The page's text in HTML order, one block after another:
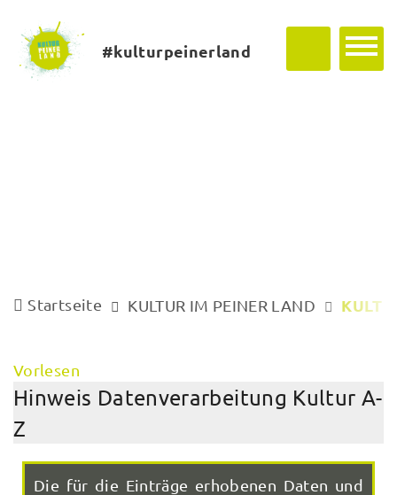
#kulturpeinerland
Startseite KULTUR IM PEINER LAND
Vorlesen
Hinweis Datenverarbeitung Kultur A-
Z
Die für die Einträge erhobenen Daten und